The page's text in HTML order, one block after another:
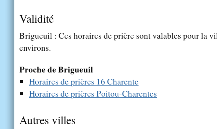
Validité
Brigueuil : Ces horaires de prière sont valables pour la
environs.
Proche de Brigueuil
Horaires de prières 16 Charente
Horaires de prières Poitou-Charentes
Autres villes